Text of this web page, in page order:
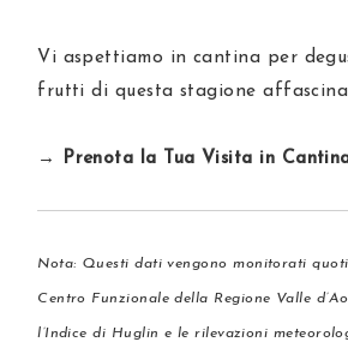
Vi aspettiamo in cantina per
frutti di questa stagione
→ Prenota la Tua Visita in
Nota: Questi dati vengono monitorati
Centro Funzionale della Regione Valle
l’Indice di Huglin e le rilevazioni